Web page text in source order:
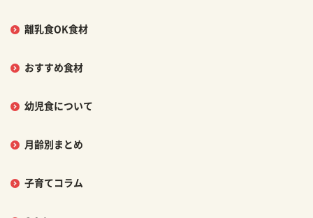
離乳食OK食材
おすすめ食材
幼児食について
月齢別まとめ
子育てコラム